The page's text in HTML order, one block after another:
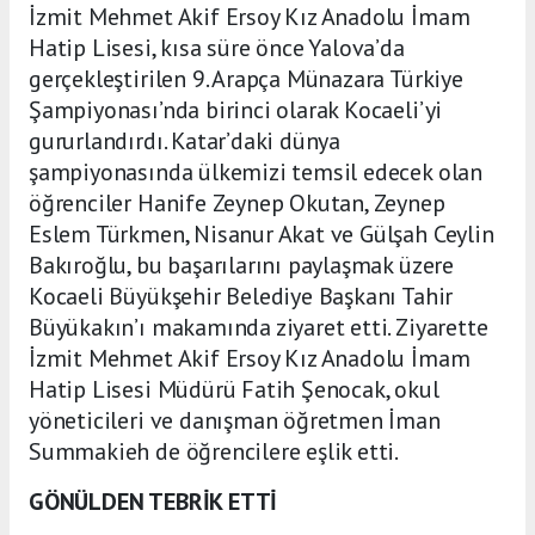
İzmit Mehmet Akif Ersoy Kız Anadolu İmam
Hatip Lisesi, kısa süre önce Yalova’da
gerçekleştirilen 9. Arapça Münazara Türkiye
Şampiyonası’nda birinci olarak Kocaeli’yi
gururlandırdı. Katar’daki dünya
şampiyonasında ülkemizi temsil edecek olan
öğrenciler Hanife Zeynep Okutan, Zeynep
Eslem Türkmen, Nisanur Akat ve Gülşah Ceylin
Bakıroğlu, bu başarılarını paylaşmak üzere
Kocaeli Büyükşehir Belediye Başkanı Tahir
Büyükakın’ı makamında ziyaret etti. Ziyarette
İzmit Mehmet Akif Ersoy Kız Anadolu İmam
Hatip Lisesi Müdürü Fatih Şenocak, okul
yöneticileri ve danışman öğretmen İman
Summakieh de öğrencilere eşlik etti.
GÖNÜLDEN TEBRİK ETTİ